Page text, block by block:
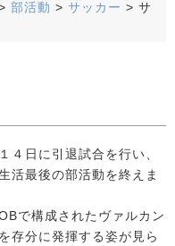
部活動 > サッカー > サ
日に引退試合を行い、
活最後の部活動を終えま
で構成されたヴァルカン
存分に発揮する姿が見ら